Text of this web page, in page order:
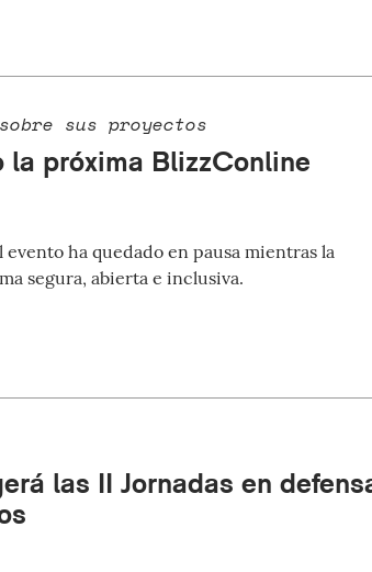
sus proyectos
próxima BlizzConline
ha quedado en pausa mientras la
segura, abierta e inclusiva.
las II Jornadas en